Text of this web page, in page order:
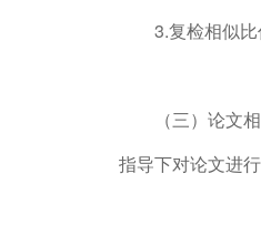
3.复检相似
（三）论文
指导下对论文进